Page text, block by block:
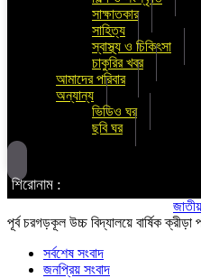
সাক্ষাতকার
সাহিত্য
স্বাস্থ্য ও চিকিৎসা
চাকুরির খবর
আমাদের পরিবার
অন্যান্য
ভিডিও ঘর
ছবি ঘর
শিরোনাম :
জাতীয়
পূর্ব চরগড়কূল উচ্চ বিদ্যালয়ে বার্ষিক
সর্বশেষ সংবাদ
জনপ্রিয় সংবাদ